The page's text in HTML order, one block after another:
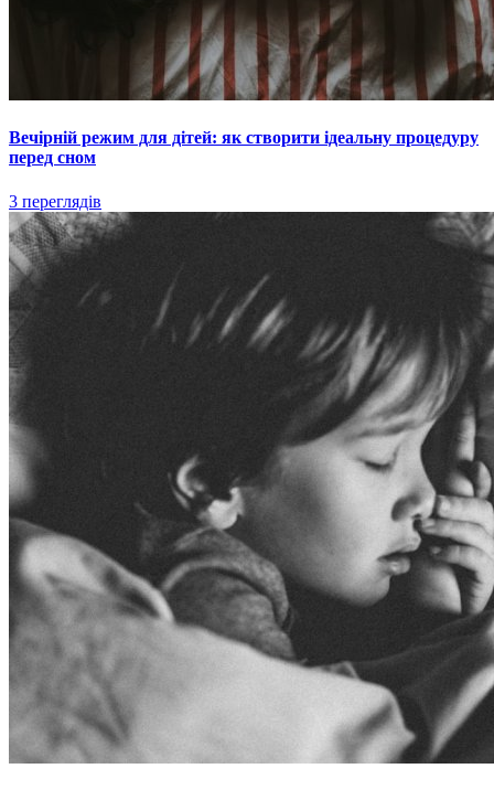
Вечірній режим для дітей: як створити ідеальну процедуру
перед сном
3 переглядів